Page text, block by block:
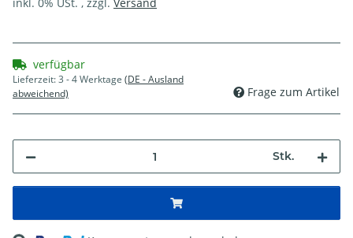
verfügbar
Lieferzeit:3 - 4 Werktage (DE - Ausland
abweichend)
Frage zum Artikel
Stk.
Loading...